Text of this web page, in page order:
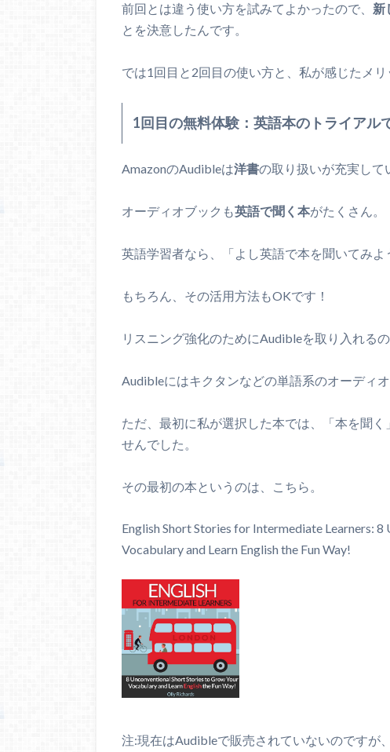
前回とは違う使い方を試みてよかったので、 新
とを決意したんです。
では1回目と2回目の使い方と、私が感じたメリ
1回目の無料体験：英語本のトライアル
AmazonのAudibleは洋書の取り扱いが充実して
オーディオブックも英語で聞く本がたくさん。
英語学習者なら、「よし英語で本を聞いてみよ
もちろん、その活用方法もOKです！
リスニング強化のためにAudibleを取り入れるの
Audibleにはキクタンなどの単語系のオーディ
ただ、最初に私が選択した本では、「本を聞
せんでした。
その最初の本というのは、こちら。
English Short Stories for Intermediate Learners:
Vocabulary and Learn English the Fun Way!
注:現在はAudibleで販売されていないのですが